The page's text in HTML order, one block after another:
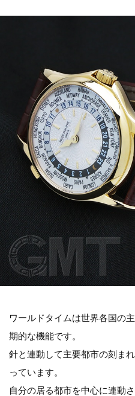
ワールドタイムは世界各国の
期的な機能です。
針と連動して主要都市の刻ま
っています。
自分の居る都市を中心に連動